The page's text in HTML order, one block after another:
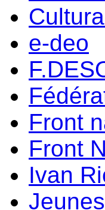
e-deo
Front
Front
Ivan